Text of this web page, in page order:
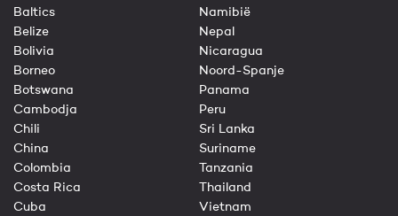
Baltics
Belize
Bolivia
Borneo
Botswana
Cambodja
Chili
China
Colombia
Costa Rica
Cuba
Namibië
Nepal
Nicaragua
Noord-Spanje
Panama
Peru
Sri Lanka
Suriname
Tanzania
Thailand
Vietnam